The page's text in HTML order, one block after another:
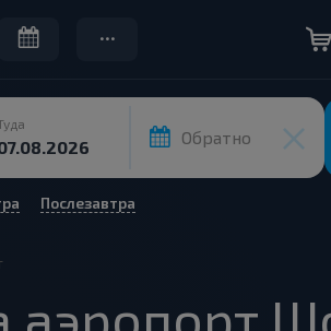
Обратно
Послезавтра
аэропорт